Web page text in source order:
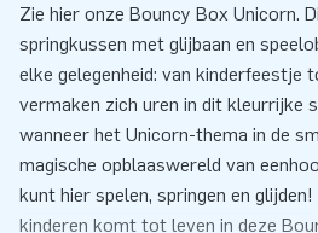
Zie hier onze Bouncy Box Unicorn.
springkussen met glijbaan en
elke gelegenheid: van kinderfeestje
vermaken zich uren in dit kleurrijke
wanneer het Unicorn-thema in de
magische opblaaswereld van
kunt hier spelen, springen en
kinderen komt tot leven in deze